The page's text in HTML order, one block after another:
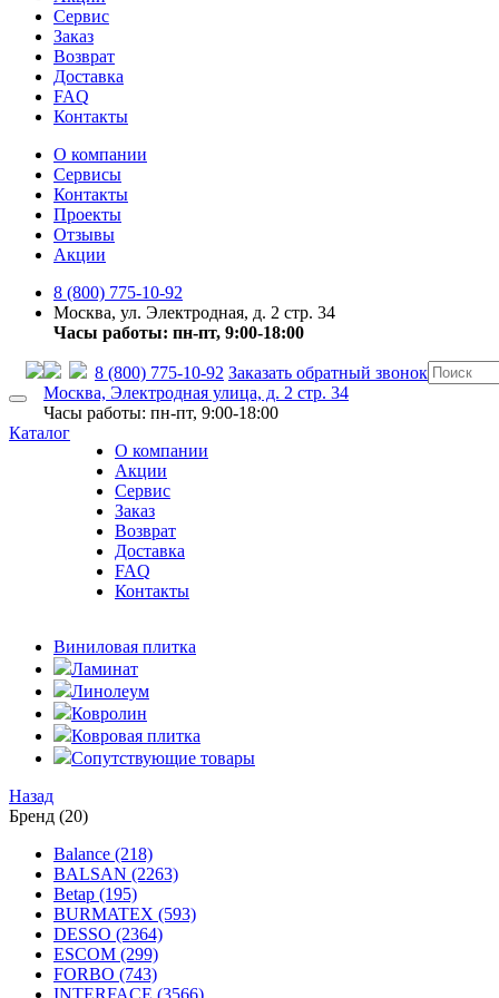
Сервис
Заказ
Возврат
Доставка
FAQ
Контакты
О компании
Сервисы
Контакты
Проекты
Отзывы
Акции
8 (800) 775-10-92
Москва, ул. Электродная, д. 2 стр. 34
Часы работы: пн-пт, 9:00-18:00
8 (800) 775-10-92 Заказать обратный звонок
Москва, Электродная улица, д. 2 стр. 34
Часы работы: пн-пт, 9:00-18:00
Каталог
О компании
Акции
Сервис
Заказ
Возврат
Доставка
FAQ
Контакты
Виниловая плитка
Ламинат
Линолеум
Ковролин
Ковровая плитка
Сопутствующие товары
Назад
Бренд (20)
Balance (218)
BALSAN (2263)
Betap (195)
BURMATEX (593)
DESSO (2364)
ESCOM (299)
FORBO (743)